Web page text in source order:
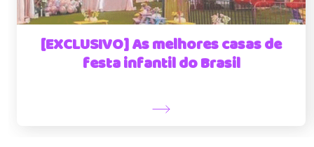
[EXCLUSIVO] As melhores casas de
festa infantil do Brasil